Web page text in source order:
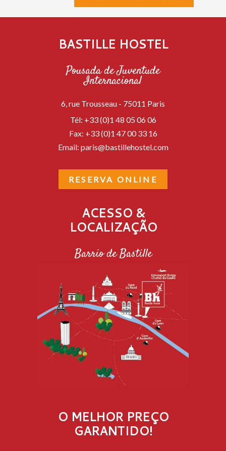
BASTILLE HOSTEL
Pousada de Juventude
Internacional
6, rue Trousseau - 75011 Paris
Tél: +33 (0)1 48 05 06 06
Fax: +33 (0)1 47 00 33 16
Email: paris@bastillehostel.com
RESERVA ONLINE
ACESSO &
LOCALIZAÇÃO
Barrio de Bastille
O MELHOR PREÇO
GARANTIDO!